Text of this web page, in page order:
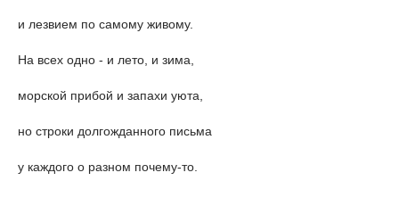
и лезвием по самому живому.
На всех одно - и лето, и зима,
морской прибой и запахи уюта,
но строки долгожданного письма
у каждого о разном почему-то.